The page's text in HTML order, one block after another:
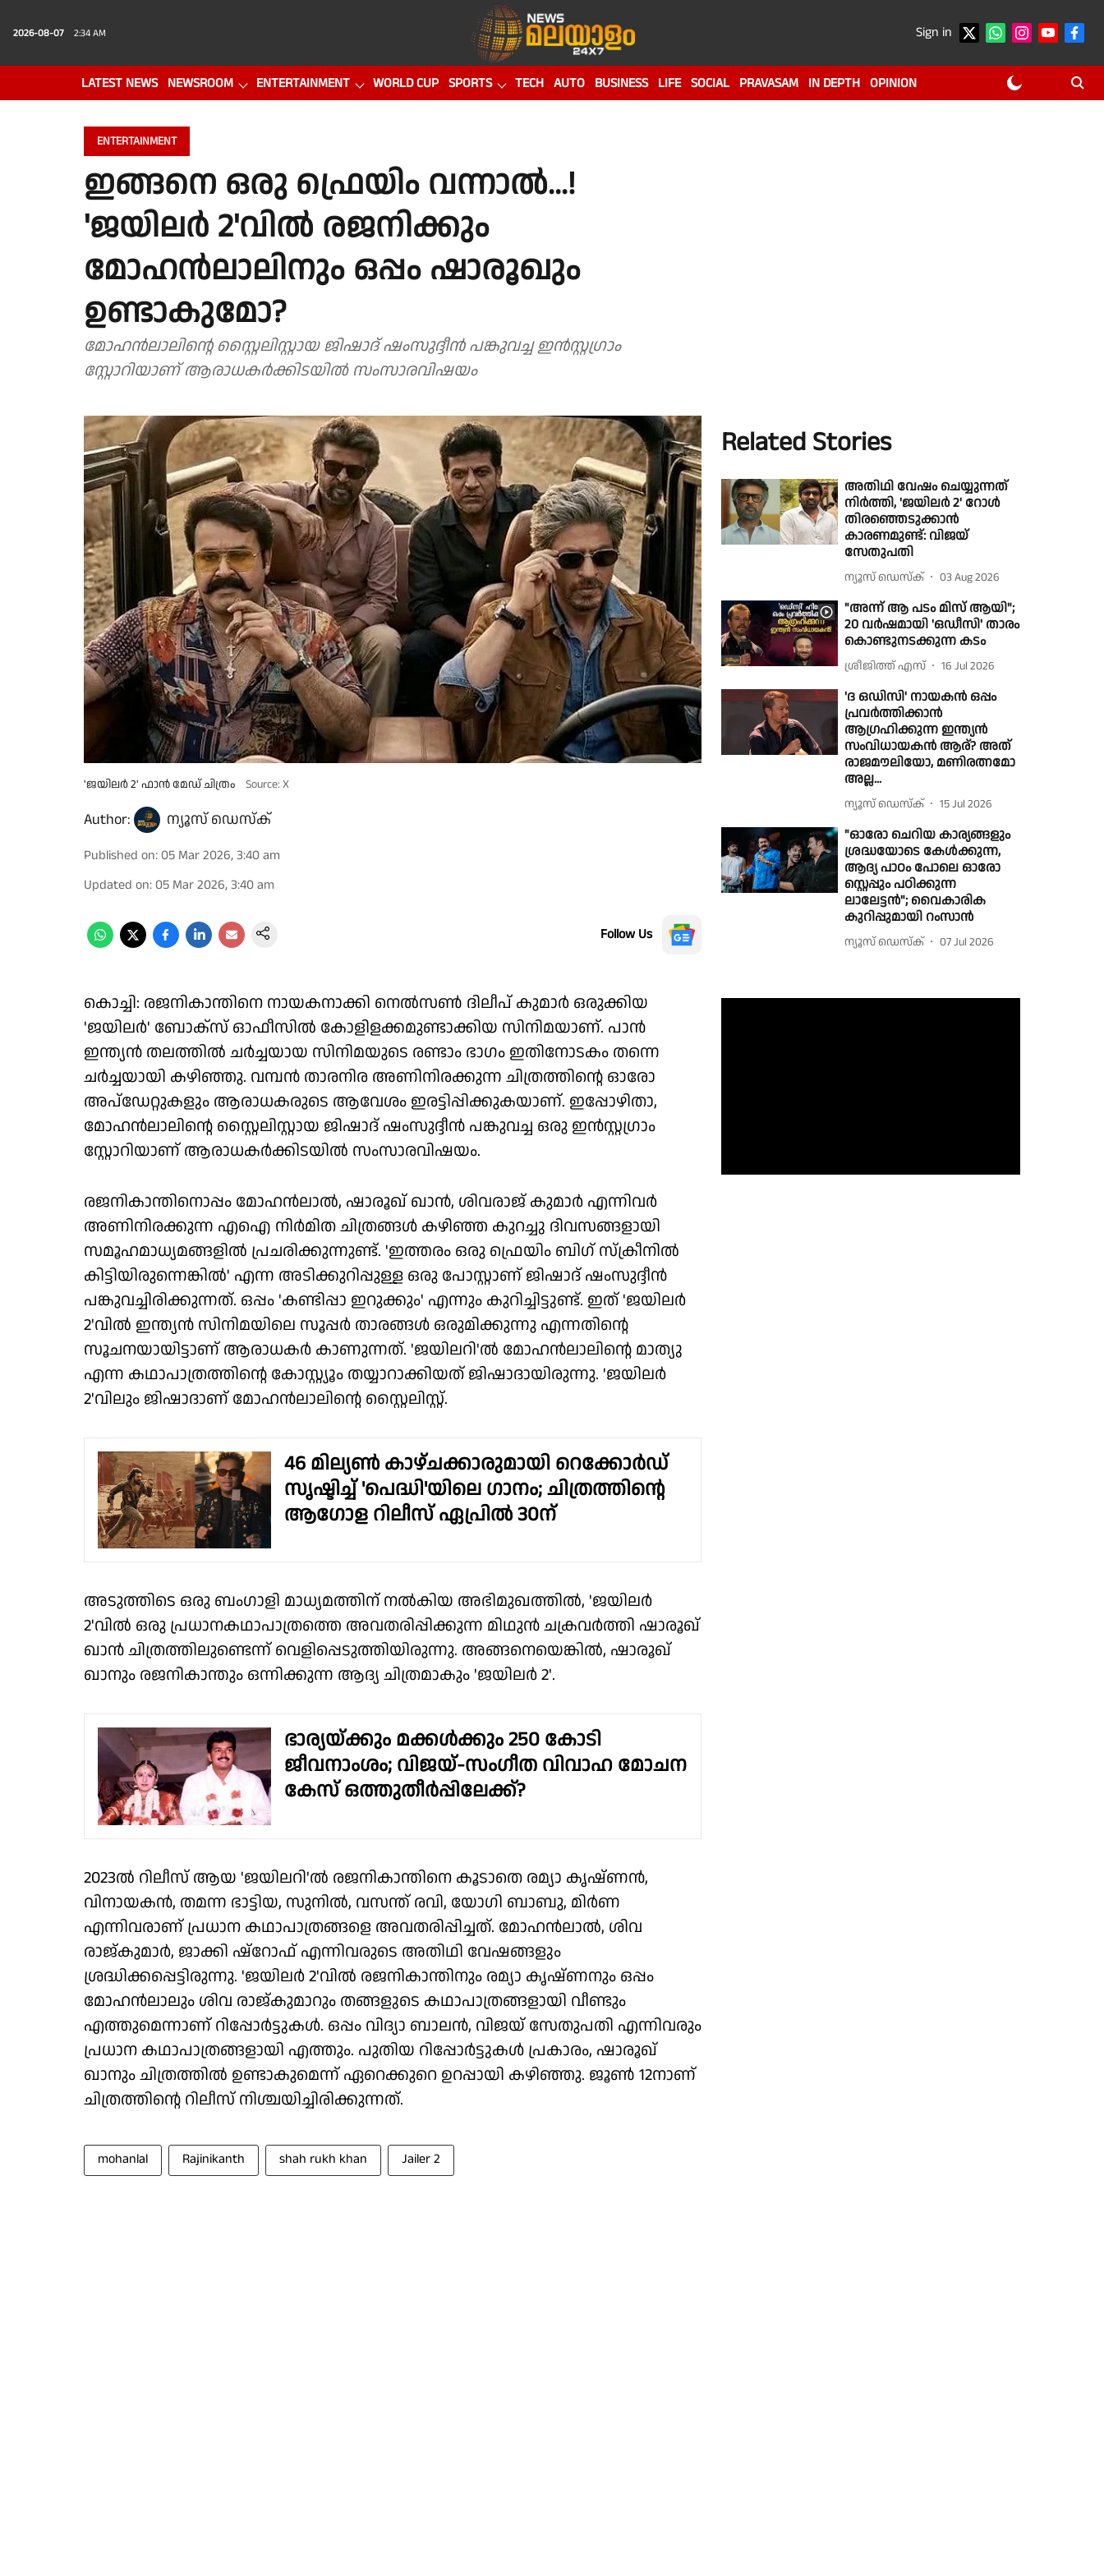
2026-08-07 2:34 AM Sign in
LATEST NEWS NEWSROOM ENTERTAINMENT WORLD CUP SPORTS TECH AUTO BUSINESS LIFE SOCIAL PRAVASAM IN DEPTH OPINION
ENTERTAINMENT
ഇങ്ങനെ ഒരു ഫ്രെയിം വന്നാൽ...!
'ജയിലർ 2'വിൽ രജനിക്കും
മോഹൻലാലിനും ഒപ്പം ഷാരൂഖും
ഉണ്ടാകുമോ?
മോഹൻലാലിന്റെ സ്റ്റൈലിസ്റ്റായ ജിഷാദ് ഷംസുദ്ദീൻ പങ്കുവച്ച ഇൻസ്റ്റഗ്രാം
സ്റ്റോറിയാണ് ആരാധകർക്കിടയിൽ സംസാരവിഷയം
'ജയിലർ 2' ഫാൻ മേഡ് ചിത്രം Source: X
Author: ന്യൂസ് ഡെസ്ക്
Published on: 05 Mar 2026, 3:40 am
Updated on: 05 Mar 2026, 3:40 am
Follow Us
കൊച്ചി: രജനികാന്തിനെ നായകനാക്കി നെൽസൺ ദിലീപ് കുമാർ ഒരുക്കിയ
'ജയിലർ' ബോക്സ് ഓഫീസിൽ കോളിളക്കമുണ്ടാക്കിയ സിനിമയാണ്. പാൻ
ഇന്ത്യൻ തലത്തിൽ ചർച്ചയായ സിനിമയുടെ രണ്ടാം ഭാഗം ഇതിനോടകം തന്നെ
ചർച്ചയായി കഴിഞ്ഞു. വമ്പൻ താരനിര അണിനിരക്കുന്ന ചിത്രത്തിന്റെ ഓരോ
അപ്ഡേറ്റുകളും ആരാധകരുടെ ആവേശം ഇരട്ടിപ്പിക്കുകയാണ്. ഇപ്പോഴിതാ,
മോഹൻലാലിന്റെ സ്റ്റൈലിസ്റ്റായ ജിഷാദ് ഷംസുദ്ദീൻ പങ്കുവച്ച ഒരു ഇൻസ്റ്റഗ്രാം
സ്റ്റോറിയാണ് ആരാധകർക്കിടയിൽ സംസാരവിഷയം.
രജനികാന്തിനൊപ്പം മോഹൻലാൽ, ഷാരൂഖ് ഖാൻ, ശിവരാജ് കുമാർ എന്നിവർ
അണിനിരക്കുന്ന എഐ നിർമിത ചിത്രങ്ങൾ കഴിഞ്ഞ കുറച്ചു ദിവസങ്ങളായി
സമൂഹമാധ്യമങ്ങളിൽ പ്രചരിക്കുന്നുണ്ട്. 'ഇത്തരം ഒരു ഫ്രെയിം ബിഗ് സ്ക്രീനിൽ
കിട്ടിയിരുന്നെങ്കിൽ' എന്ന അടിക്കുറിപ്പുള്ള ഒരു പോസ്റ്റാണ് ജിഷാദ് ഷംസുദ്ദീൻ
പങ്കുവച്ചിരിക്കുന്നത്. ഒപ്പം 'കണ്ടിപ്പാ ഇറുക്കും' എന്നും കുറിച്ചിട്ടുണ്ട്. ഇത് 'ജയിലർ
2'വിൽ ഇന്ത്യൻ സിനിമയിലെ സൂപ്പർ താരങ്ങൾ ഒരുമിക്കുന്നു എന്നതിന്റെ
സൂചനയായിട്ടാണ് ആരാധകർ കാണുന്നത്. 'ജയിലറി'ൽ മോഹൻലാലിന്റെ മാത്യു
എന്ന കഥാപാത്രത്തിന്റെ കോസ്റ്റ്യൂം തയ്യാറാക്കിയത് ജിഷാദായിരുന്നു. 'ജയിലർ
2'വിലും ജിഷാദാണ് മോഹൻലാലിന്റെ സ്റ്റൈലിസ്റ്റ്.
46 മില്യൺ കാഴ്ചക്കാരുമായി റെക്കോർഡ്
സൃഷ്ടിച്ച് 'പെദ്ധി'യിലെ ഗാനം; ചിത്രത്തിന്റെ
ആഗോള റിലീസ് ഏപ്രിൽ 30ന്
അടുത്തിടെ ഒരു ബംഗാളി മാധ്യമത്തിന് നൽകിയ അഭിമുഖത്തിൽ, 'ജയിലർ
2'വിൽ ഒരു പ്രധാനകഥാപാത്രത്തെ അവതരിപ്പിക്കുന്ന മിഥുൻ ചക്രവർത്തി ഷാരൂഖ്
ഖാൻ ചിത്രത്തിലുണ്ടെന്ന് വെളിപ്പെടുത്തിയിരുന്നു. അങ്ങനെയെങ്കിൽ, ഷാരൂഖ്
ഖാനും രജനികാന്തും ഒന്നിക്കുന്ന ആദ്യ ചിത്രമാകും 'ജയിലർ 2'.
ഭാര്യയ്‌ക്കും മക്കൾക്കും 250 കോടി
ജീവനാംശം; വിജയ്-സംഗീത വിവാഹ മോചന
കേസ് ഒത്തുതീർപ്പിലേക്ക്?
2023ൽ റിലീസ് ആയ 'ജയിലറി'ൽ രജനികാന്തിനെ കൂടാതെ രമ്യാ കൃഷ്ണൻ,
വിനായകൻ, തമന്ന ഭാട്ടിയ, സുനിൽ, വസന്ത് രവി, യോഗി ബാബു, മിർണ
എന്നിവരാണ് പ്രധാന കഥാപാത്രങ്ങളെ അവതരിപ്പിച്ചത്. മോഹൻലാൽ, ശിവ
രാജ്കുമാർ, ജാക്കി ഷ്‌റോഫ് എന്നിവരുടെ അതിഥി വേഷങ്ങളും
ശ്രദ്ധിക്കപ്പെട്ടിരുന്നു. 'ജയിലർ 2'വിൽ രജനികാന്തിനും രമ്യാ കൃഷ്ണനും ഒപ്പം
മോഹൻലാലും ശിവ രാജ്കുമാറും തങ്ങളുടെ കഥാപാത്രങ്ങളായി വീണ്ടും
എത്തുമെന്നാണ് റിപ്പോർട്ടുകൾ. ഒപ്പം വിദ്യാ ബാലൻ, വിജയ് സേതുപതി എന്നിവരും
പ്രധാന കഥാപാത്രങ്ങളായി എത്തും. പുതിയ റിപ്പോർട്ടുകൾ പ്രകാരം, ഷാരൂഖ്
ഖാനും ചിത്രത്തിൽ ഉണ്ടാകുമെന്ന് ഏറെക്കുറെ ഉറപ്പായി കഴിഞ്ഞു. ജൂൺ 12നാണ്
ചിത്രത്തിന്റെ റിലീസ് നിശ്ചയിച്ചിരിക്കുന്നത്.
mohanlal Rajinikanth shah rukh khan Jailer 2
Related Stories
അതിഥി വേഷം ചെയ്യുന്നത്
നിർത്തി, 'ജയിലർ 2' റോൾ
തിരഞ്ഞെടുക്കാൻ
കാരണമുണ്ട്: വിജയ്
സേതുപതി
ന്യൂസ് ഡെസ്ക് 03 Aug 2026
"അന്ന് ആ പടം മിസ് ആയി";
20 വർഷമായി 'ഒഡീസി' താരം
കൊണ്ടുനടക്കുന്ന കടം
ശ്രീജിത്ത് എസ് 16 Jul 2026
'ദ ഒഡിസി' നായകൻ ഒപ്പം
പ്രവർത്തിക്കാൻ
ആഗ്രഹിക്കുന്ന ഇന്ത്യൻ
സംവിധായകൻ ആര്? അത്
രാജമൗലിയോ, മണിരത്നമോ
അല്ല...
ന്യൂസ് ഡെസ്ക് 15 Jul 2026
"ഓരോ ചെറിയ കാര്യങ്ങളും
ശ്രദ്ധയോടെ കേൾക്കുന്ന,
ആദ്യ പാഠം പോലെ ഓരോ
സ്റ്റെപ്പും പഠിക്കുന്ന
ലാലേട്ടൻ"; വൈകാരിക
കുറിപ്പുമായി റംസാൻ
ന്യൂസ് ഡെസ്ക് 07 Jul 2026